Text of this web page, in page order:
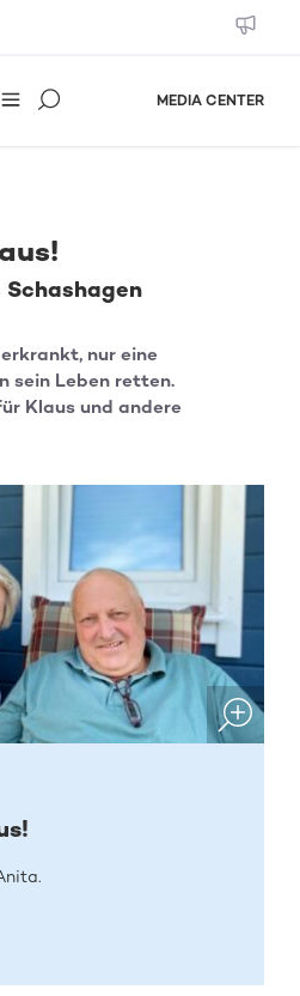
MEDIA CENTER
nur eine
sein Leben retten.
Klaus und andere